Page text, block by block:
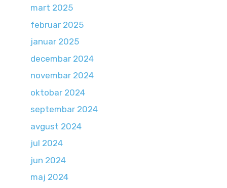
mart 2025
februar 2025
januar 2025
decembar 2024
novembar 2024
oktobar 2024
septembar 2024
avgust 2024
jul 2024
jun 2024
maj 2024